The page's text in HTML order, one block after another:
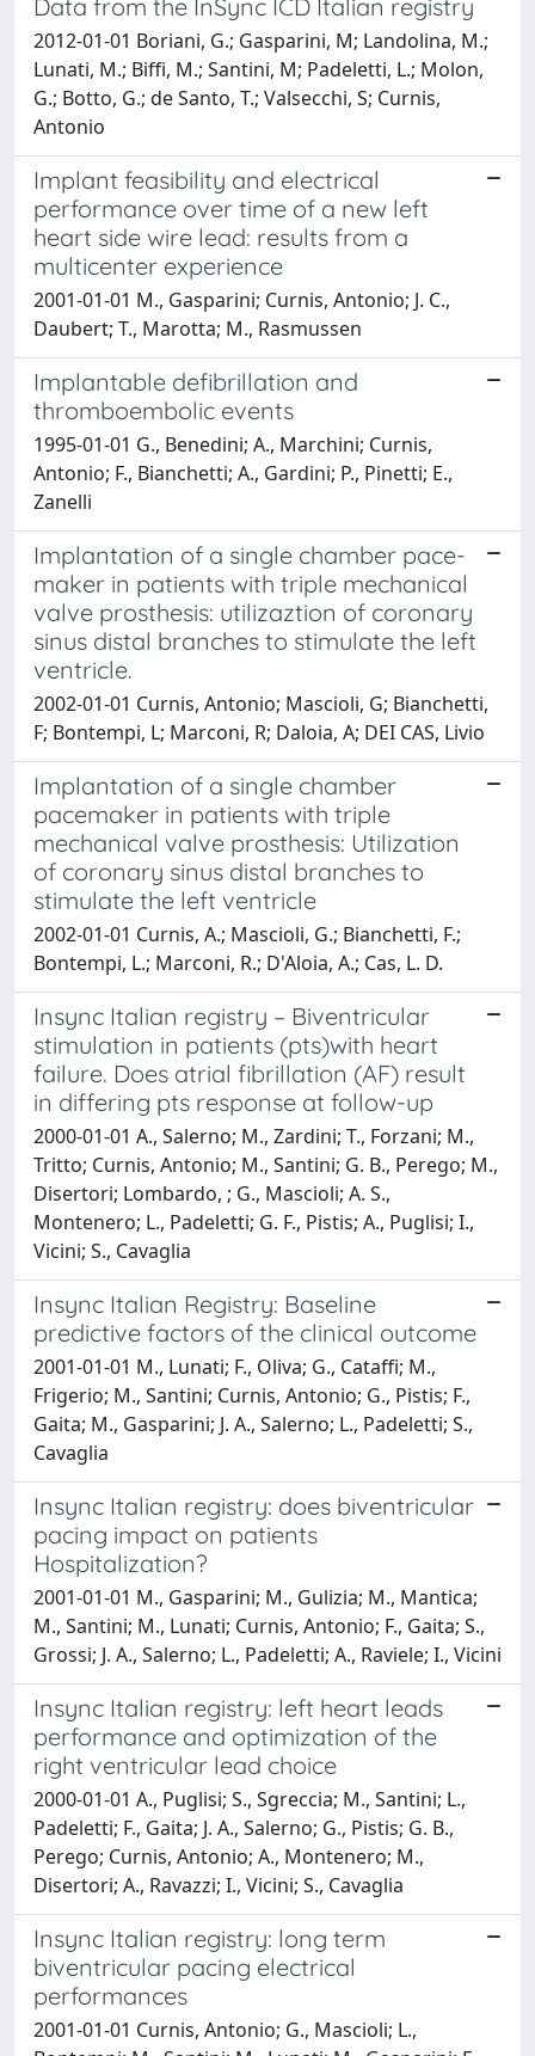
Data from the InSync ICD Italian registry
2012-01-01 Boriani, G.; Gasparini, M; Landolina, M.;
Lunati, M.; Biffi, M.; Santini, M; Padeletti, L.; Molon,
G.; Botto, G.; de Santo, T.; Valsecchi, S; Curnis,
Antonio
Implant feasibility and electrical
performance over time of a new left
heart side wire lead: results from a
multicenter experience
2001-01-01 M., Gasparini; Curnis, Antonio; J. C.,
Daubert; T., Marotta; M., Rasmussen
Implantable defibrillation and
thromboembolic events
1995-01-01 G., Benedini; A., Marchini; Curnis,
Antonio; F., Bianchetti; A., Gardini; P., Pinetti; E.,
Zanelli
Implantation of a single chamber pace-
maker in patients with triple mechanical
valve prosthesis: utilizaztion of coronary
sinus distal branches to stimulate the left
ventricle.
2002-01-01 Curnis, Antonio; Mascioli, G; Bianchetti,
F; Bontempi, L; Marconi, R; Daloia, A; DEI CAS, Livio
Implantation of a single chamber
pacemaker in patients with triple
mechanical valve prosthesis: Utilization
of coronary sinus distal branches to
stimulate the left ventricle
2002-01-01 Curnis, A.; Mascioli, G.; Bianchetti, F.;
Bontempi, L.; Marconi, R.; D'Aloia, A.; Cas, L. D.
Insync Italian registry – Biventricular
stimulation in patients (pts)with heart
failure. Does atrial fibrillation (AF) result
in differing pts response at follow-up
2000-01-01 A., Salerno; M., Zardini; T., Forzani; M.,
Tritto; Curnis, Antonio; M., Santini; G. B., Perego; M.,
Disertori; Lombardo, ; G., Mascioli; A. S.,
Montenero; L., Padeletti; G. F., Pistis; A., Puglisi; I.,
Vicini; S., Cavaglia
Insync Italian Registry: Baseline
predictive factors of the clinical outcome
2001-01-01 M., Lunati; F., Oliva; G., Cataffi; M.,
Frigerio; M., Santini; Curnis, Antonio; G., Pistis; F.,
Gaita; M., Gasparini; J. A., Salerno; L., Padeletti; S.,
Cavaglia
Insync Italian registry: does biventricular
pacing impact on patients
Hospitalization?
2001-01-01 M., Gasparini; M., Gulizia; M., Mantica;
M., Santini; M., Lunati; Curnis, Antonio; F., Gaita; S.,
Grossi; J. A., Salerno; L., Padeletti; A., Raviele; I., Vicini
Insync Italian registry: left heart leads
performance and optimization of the
right ventricular lead choice
2000-01-01 A., Puglisi; S., Sgreccia; M., Santini; L.,
Padeletti; F., Gaita; J. A., Salerno; G., Pistis; G. B.,
Perego; Curnis, Antonio; A., Montenero; M.,
Disertori; A., Ravazzi; I., Vicini; S., Cavaglia
Insync Italian registry: long term
biventricular pacing electrical
performances
2001-01-01 Curnis, Antonio; G., Mascioli; L.,